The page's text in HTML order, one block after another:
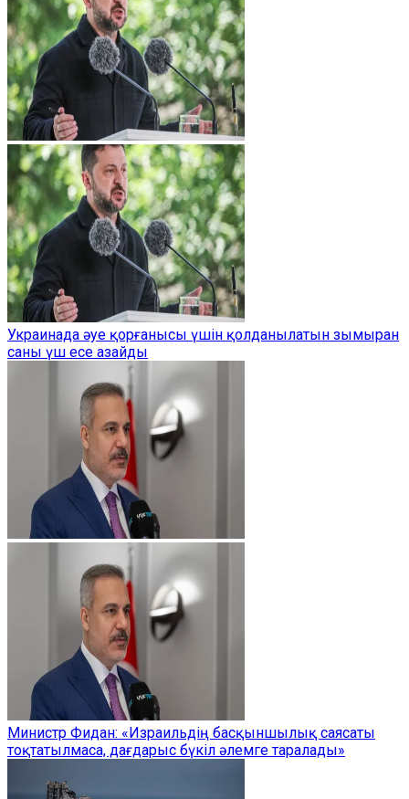
Украинада әуе қорғанысы үшін қолданылатын зымыран
саны үш есе азайды
Министр Фидан: «Израильдің басқыншылық саясаты
тоқтатылмаса, дағдарыс бүкіл әлемге таралады»